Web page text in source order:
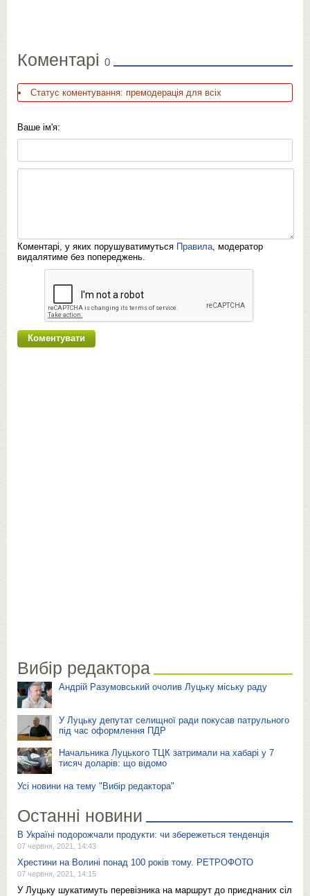
Коментарі 0
Статус коментування: премодерація для всіх
Ваше ім'я:
Коментарі, у яких порушуватимуться Правила, модератор
видалятиме без попереджень.
Вибір редактора
Андрій Разумовський очолив Луцьку міську раду
У Луцьку депутат селищної ради покусав патрульного
під час оформлення ПДР
Начальника Луцького ТЦК затримали на хабарі у 7
тисяч доларів: що відомо
Усі новини на тему "Вибір редактора"
Останні новини
В Україні подорожчали продукти: чи збережеться тенденція
07 червня, 2021, 14:43
Хрестини на Волині понад 100 років тому. РЕТРОФОТО
07 червня, 2021, 14:15
У Луцьку шукатимуть перевізника на маршрут до приєднаних сіл